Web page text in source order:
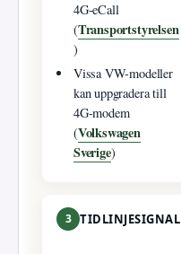
4G-eCall
(Transportstyrelsen
)
Vissa VW-modeller
kan uppgradera till
4G-modem
(Volkswagen
Sverige)
3 TIDLINJESIGNAL